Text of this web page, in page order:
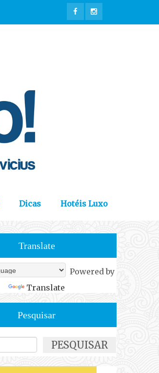
Dicas Hotéis Luxo
Translate
Powered by
Translate
Pesquisar